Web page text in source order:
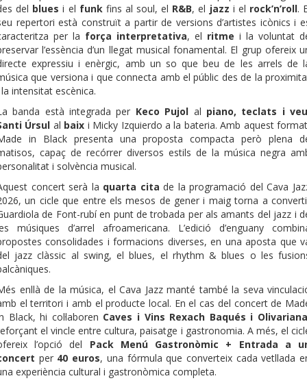
del blues i el funkfins al soul, el R&B, el jazz i el rock’n’roll.
repertori està construït a partir de versions d’artistes icònics i
per la força interpretativa, el ritme i la voluntat
l’essència d’un llegat musical fonamental. El grup ofereix
expressiu i enèrgic, amb un so que beu de les arrels de
que versiona i que connecta amb el públic des de la
intensitat escènica.
banda està integrada per Keco Pujol al piano, teclats i
Úrsul al baix i Micky Izquierdo a la bateria. Amb aquest
in Black presenta una proposta compacta però plena
capaç de recórrer diversos estils de la música negra
i solvència musical.
concert serà la quarta cita de la programació del Cava
un cicle que entre els mesos de gener i maig torna a
de Font-rubí en punt de trobada per als amants del jazz i
músiques d’arrel afroamericana. L’edició d’enguany
consolidades i formacions diverses, en una aposta que
jazz clàssic al swing, el blues, el rhythm & blues o les
enllà de la música, el Cava Jazz manté també la seva
el territori i amb el producte local. En el cas del concert de
Black, hi col·laboren Caves i Vins Rexach Baqués i
el vincle entre cultura, paisatge i gastronomia. A més, el
l’opció del Pack Menú Gastronòmic + Entrada a
per 40 euros, una fórmula que converteix cada vetllada
experiència cultural i gastronòmica completa.